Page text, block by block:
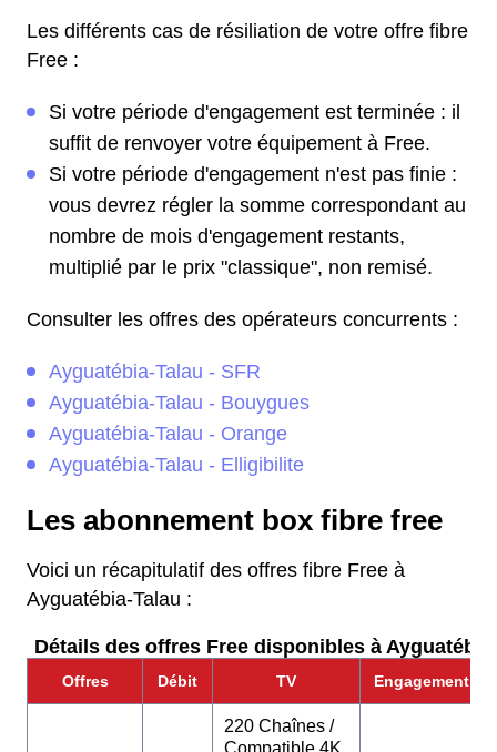
Les différents cas de résiliation de votre offre fibre
Free :
Si votre période d'engagement est terminée : il
suffit de renvoyer votre équipement à Free.
Si votre période d'engagement n'est pas finie :
vous devrez régler la somme correspondant au
nombre de mois d'engagement restants,
multiplié par le prix "classique", non remisé.
Consulter les offres des opérateurs concurrents :
Ayguatébia-Talau - SFR
Ayguatébia-Talau - Bouygues
Ayguatébia-Talau - Orange
Ayguatébia-Talau - Elligibilite
Les abonnement box fibre free
Voici un récapitulatif des offres fibre Free à
Ayguatébia-Talau :
Détails des offres Free disponibles à
Offres Débit TV Engagement
220 Chaînes /